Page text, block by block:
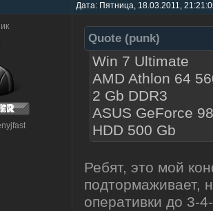
Дата: Пятница, 18.03.2011,
Quote (punk)
Win 7 Ultimate
AMD Athlon 64
2 Gb DDR3
ASUS GeForce
HDD 500 Gb
Ребят, это мой
подтормаживает,
оперативки до 3-